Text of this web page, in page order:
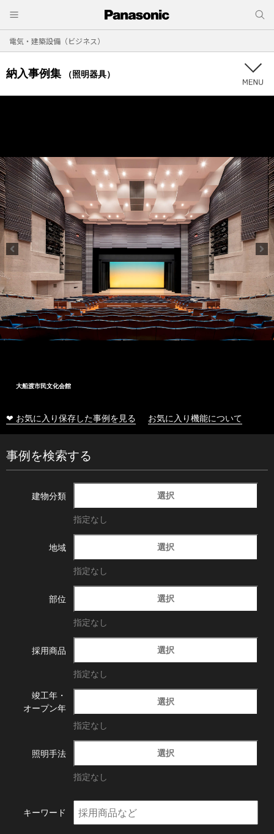
電気・建築設備（ビジネス）
納入事例集 （照明器具）
大船渡市民文化会館
❤ お気に入り保存した事例を見る お気に入り機能について
事例を検索する
建物分類 選択
指定なし
地域 選択
指定なし
部位 選択
指定なし
採用商品 選択
指定なし
竣工年・
オープン年
選択
指定なし
照明手法 選択
指定なし
キーワード